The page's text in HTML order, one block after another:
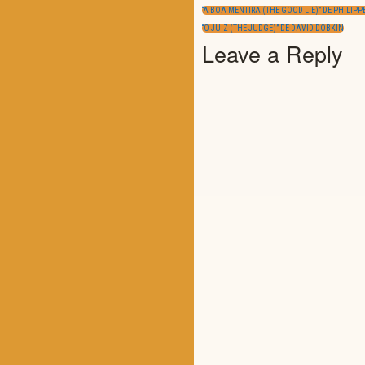
de
artigos
PREVIOUS
POST:
“A BOA MENTIRA (THE GOOD LIE)” DE
NEXT
POST:
“O JUIZ (THE JUDGE)” DE DAVID DOBKIN
Leave a Reply